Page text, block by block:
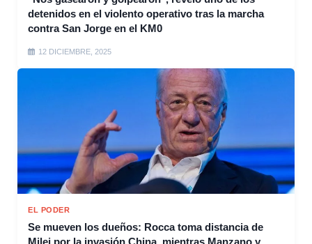
detenidos en el violento operativo tras la marcha
contra San Jorge en el KM0
12 DICIEMBRE, 2025
EL PODER
Se mueven los dueños: Rocca toma distancia de